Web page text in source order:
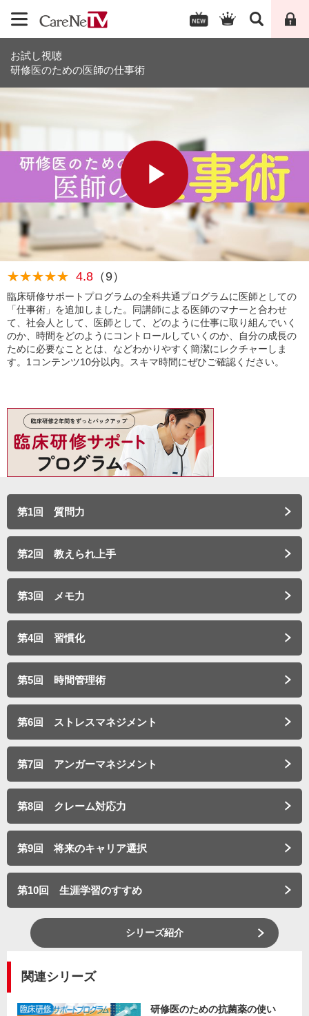
お試し視聴
研修医のための医師の仕事術
P
a
y
V
i
d
o
★★★★★
★★★★★ 4.8 （9）
臨床研修サポートプログラムの全科共通プログラムに医師としての
「仕事術」を追加しました。同講師による医師のマナーと合わせ
て、社会人として、医師として、どのように仕事に取り組んでいく
のか、時間をどのようにコントロールしていくのか、自分の成長の
ために必要なこととは、などわかりやすく簡潔にレクチャーしま
す。1コンテンツ10分以内。スキマ時間にぜひご確認ください。
第1回 質問力
第2回 教えられ上手
第3回 メモ力
第4回 習慣化
第5回 時間管理術
第6回 ストレスマネジメント
第7回 アンガーマネジメント
第8回 クレーム対応力
第9回 将来のキャリア選択
第10回 生涯学習のすすめ
シリーズ紹介
関連シリーズ
研修医のための抗菌薬の使い